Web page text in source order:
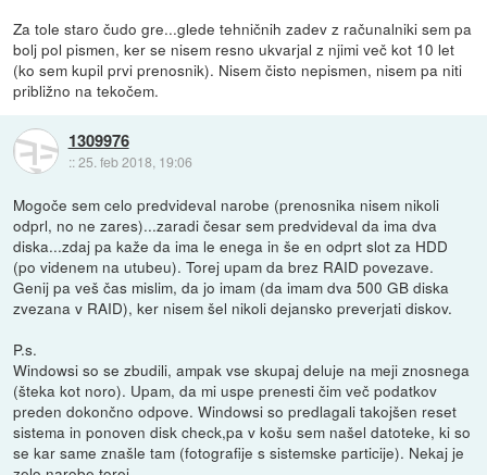
Za tole staro čudo gre...glede tehničnih zadev z računalniki sem pa
bolj pol pismen, ker se nisem resno ukvarjal z njimi več kot 10 let
(ko sem kupil prvi prenosnik). Nisem čisto nepismen, nisem pa niti
približno na tekočem.
1309976
::25. feb 2018, 19:06
Mogoče sem celo predvideval narobe (prenosnika nisem nikoli
odprl, no ne zares)...zaradi česar sem predvideval da ima dva
diska...zdaj pa kaže da ima le enega in še en odprt slot za HDD
(po videnem na utubeu). Torej upam da brez RAID povezave.
Genij pa veš čas mislim, da jo imam (da imam dva 500 GB diska
zvezana v RAID), ker nisem šel nikoli dejansko preverjati diskov.
P.s.
Windowsi so se zbudili, ampak vse skupaj deluje na meji znosnega
(šteka kot noro). Upam, da mi uspe prenesti čim več podatkov
preden dokončno odpove. Windowsi so predlagali takojšen reset
sistema in ponoven disk check,pa v košu sem našel datoteke, ki so
se kar same znašle tam (fotografije s sistemske particije). Nekaj je